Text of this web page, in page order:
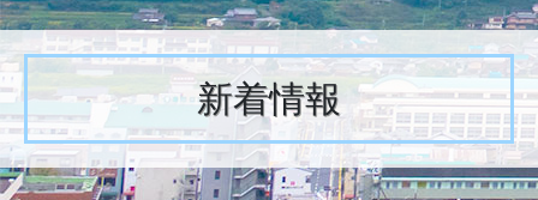
新着情報